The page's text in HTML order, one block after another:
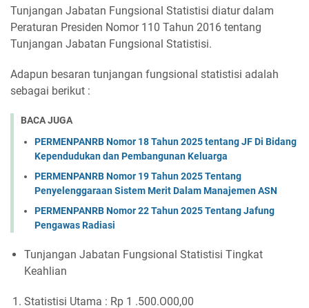
Tunjangan Jabatan Fungsional Statistisi diatur dalam
Peraturan Presiden Nomor 110 Tahun 2016 tentang
Tunjangan Jabatan Fungsional Statistisi.
Adapun besaran tunjangan fungsional statistisi adalah
sebagai berikut :
BACA JUGA
PERMENPANRB Nomor 18 Tahun 2025 tentang JF Di Bidang
Kependudukan dan Pembangunan Keluarga
PERMENPANRB Nomor 19 Tahun 2025 Tentang
Penyelenggaraan Sistem Merit Dalam Manajemen ASN
PERMENPANRB Nomor 22 Tahun 2025 Tentang Jafung
Pengawas Radiasi
Tunjangan Jabatan Fungsional Statistisi Tingkat
Keahlian
Statistisi Utama : Rp 1 .500.O00,00